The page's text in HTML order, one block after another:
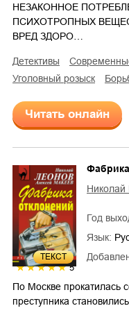
НЕЗАКОННОЕ
ПСИХОТРОПНЫХ
ВРЕД ЗДОРО…
детективы
уголовный розыск
Читать онлайн
ТЕКСТ
5
Николай
Год
Язык:
По Москве прокатилась
преступника